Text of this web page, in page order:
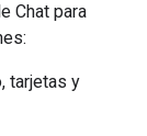
Chat para
tarjetas y